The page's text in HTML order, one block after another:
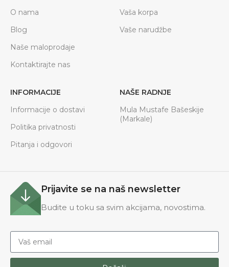
O nama
Blog
Naše maloprodaje
Kontaktirajte nas
Vaša korpa
Vaše narudžbe
INFORMACIJE
Informacije o dostavi
Politika privatnosti
Pitanja i odgovori
NAŠE RADNJE
Mula Mustafe Bašeskije
(Markale)
Prijavite se na naš newsletter
Budite u toku sa svim akcijama, novostima.